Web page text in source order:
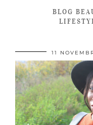
BLOG
11